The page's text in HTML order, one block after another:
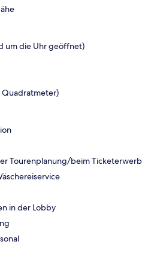
um die Uhr geöffnet)
Quadratmeter)
Tourenplanung/beim Ticketerwerb
in der Lobby